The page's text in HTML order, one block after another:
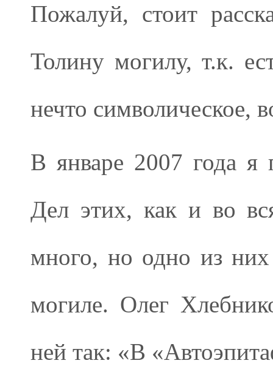
Пожалуй, стоит
Толину могилу, т.к.
нечто символическое,
В январе 2007 года я
Дел этих, как и во
много, но одно из
могиле. Олег
ней так: «В